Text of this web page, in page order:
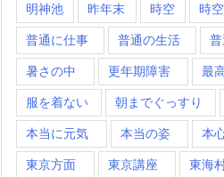
明神池 昨年末 時空 時
普通に仕事 普通の生活
暑さの中 更年期障害 最
服を着ない 朝までぐっすり
本当に元気 本当の姿 本
東京方面 東京講座 東海